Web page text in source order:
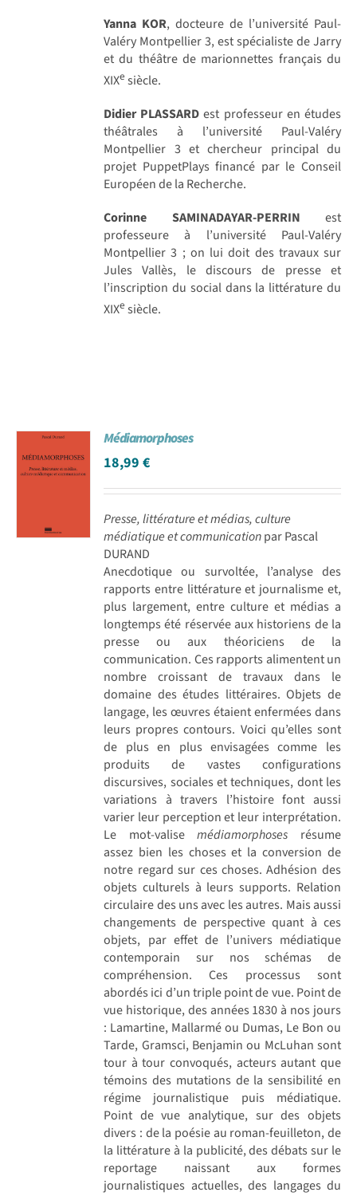
Yanna KOR, docteure de l’université Paul-
Valéry Montpellier 3, est spécialiste de Jarry
et du théâtre de marionnettes français du
XIXe siècle.
Didier PLASSARD est professeur en études
théâtrales à l’université Paul-Valéry
Montpellier 3 et chercheur principal du
projet PuppetPlays financé par le Conseil
Européen de la Recherche.
Corinne SAMINADAYAR-PERRIN est
professeure à l’université Paul-Valéry
Montpellier 3 ; on lui doit des travaux sur
Jules Vallès, le discours de presse et
l’inscription du social dans la littérature du
XIXe siècle.
Médiamorphoses
18,99€
Presse, littérature et médias, culture
médiatique et communicationpar Pascal
DURAND
Anecdotique ou survoltée, l’analyse des
rapports entre littérature et journalisme et,
plus largement, entre culture et médias a
longtemps été réservée aux historiens de la
presse ou aux théoriciens de la
communication. Ces rapports alimentent un
nombre croissant de travaux dans le
domaine des études littéraires. Objets de
langage, les œuvres étaient enfermées dans
leurs propres contours. Voici qu’elles sont
de plus en plus envisagées comme les
produits de vastes configurations
discursives, sociales et techniques, dont les
variations à travers l’histoire font aussi
varier leur perception et leur interprétation.
Le mot-valisemédiamorphoses résume
assez bien les choses et la conversion de
notre regard sur ces choses. Adhésion des
objets culturels à leurs supports. Relation
circulaire des uns avec les autres. Mais aussi
changements de perspective quant à ces
objets, par effet de l’univers médiatique
contemporain sur nos schémas de
compréhension. Ces processus sont
abordés ici d’un triple point de vue. Point de
vue historique, des années 1830 à nos jours
: Lamartine, Mallarmé ou Dumas, Le Bon ou
Tarde, Gramsci, Benjamin ou McLuhan sont
tour à tour convoqués, acteurs autant que
témoins des mutations de la sensibilité en
régime journalistique puis médiatique.
Point de vue analytique, sur des objets
divers : de la poésie au roman-feuilleton, de
la littérature à la publicité, des débats sur le
reportage naissant aux formes
journalistiques actuelles, des langages du